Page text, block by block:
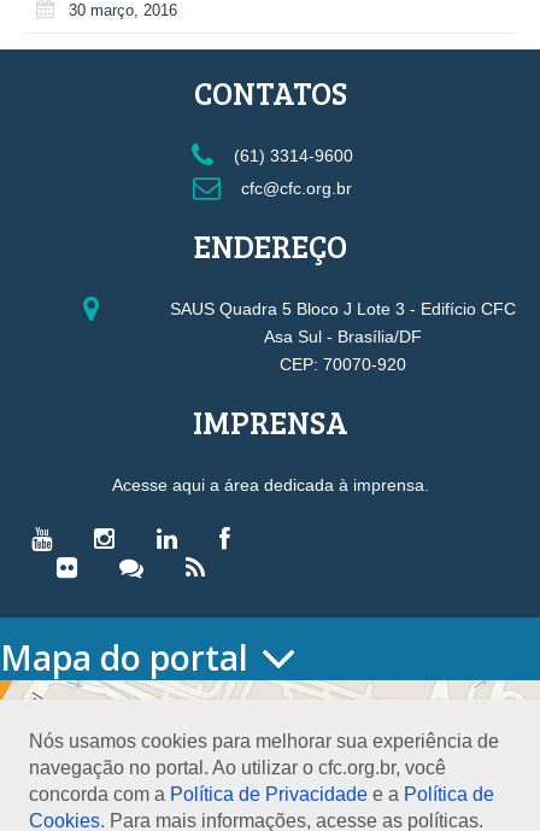
30 março, 2016
Nós usamos cookies para melhorar sua experiência de
navegação no portal. Ao utilizar o cfc.org.br, você
concorda com a Política de Privacidade e a Política de
Cookies. Para mais informações, acesse as políticas.
CONTATOS
(61) 3314-9600
cfc@cfc.org.br
ENDEREÇO
SAUS Quadra 5 Bloco J Lote 3 - Edifício CFC
Asa Sul - Brasília/DF
CEP: 70070-920
IMPRENSA
Acesse aqui a área dedicada à imprensa.
Mapa do portal
HOME
Conselho Diretor
Nossa Sede
Planejamento